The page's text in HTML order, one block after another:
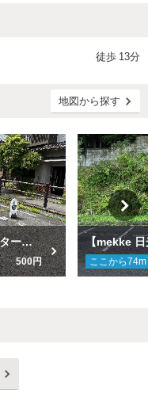
徒歩 13分
地図から探す
【mekke 日光郷土センター隣】日光市日光御幸町 第２駐車場
500円 ここから74m